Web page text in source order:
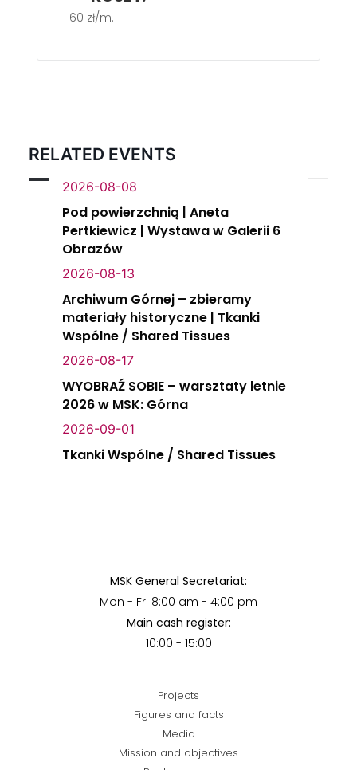
60 zł/m.
RELATED EVENTS
2026-08-08
Pod powierzchnią | Aneta
Pertkiewicz | Wystawa w Galerii 6
Obrazów
2026-08-13
Archiwum Górnej – zbieramy
materiały historyczne | Tkanki
Wspólne / Shared Tissues
2026-08-17
WYOBRAŹ SOBIE – warsztaty letnie
2026 w MSK: Górna
2026-09-01
Tkanki Wspólne / Shared Tissues
MSK General Secretariat:
Mon - Fri 8:00 am - 4:00 pm
Main cash register:
10:00 - 15:00
Projects
Figures and facts
Media
Mission and objectives